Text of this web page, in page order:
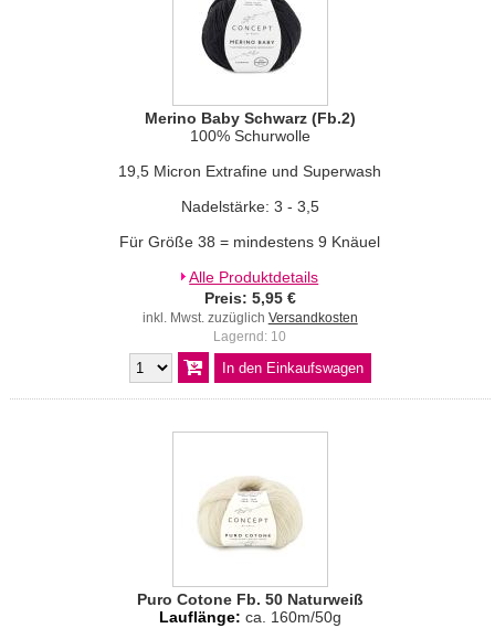
Merino Baby Schwarz (Fb.2)
100% Schurwolle
19,5 Micron Extrafine und Superwash
Nadelstärke: 3 - 3,5
Für Größe 38 = mindestens 9 Knäuel
Alle Produktdetails
Preis: 5,95 €
inkl. Mwst. zuzüglich Versandkosten
Lagernd: 10
Puro Cotone Fb. 50 Naturweiß
Lauflänge: ca. 160m/50g